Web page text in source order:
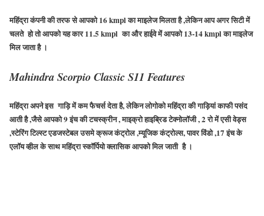
महिंद्रा कंपनी की तरफ से आपको16 kmplका माइलेज मिलता है ,लेकिन आप अगर सिटी में
चलते हो तो आपको यह कार11.5 kmpl का और हाईवे में आपको13-14kmplका माइलेज
मिल जाता है ।
Mahindra Scorpio Classic S11 Features
महिंद्रा अपने इस गाड़ि में कम फैचर्स देता है, लेकिन लोगोको महिंद्रा की गाड़ियां काफी पसंद
आती है ,जैसे आपको9इंच की टचस्क्रीन , माइक्रो हाइब्रिड टेक्नोलॉजी ,2रो में एसी वेड्स
,स्टेरिंग टिल्स्ट एडजस्टेबल उसमे क्रूज कंट्रोल ,म्यूजिक कंट्रोल्स, पावर विंडो ,17इंच के
एलॉय व्हील के साथ महिंद्रा स्कॉर्पियो क्लासिक आपको मिल जाती है ।